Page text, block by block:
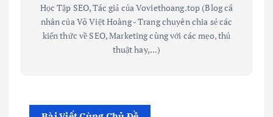
Học Tập SEO, Tác giả của Voviethoang.top (Blog cá
nhân của Võ Việt Hoàng - Trang chuyên chia sẻ các
kiến thức về SEO, Marketing cùng với các mẹo, thủ
thuật hay,...)